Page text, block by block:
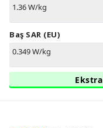
1.36 W/kg
Baş SAR (EU)
0.349 W/kg
Ekstra